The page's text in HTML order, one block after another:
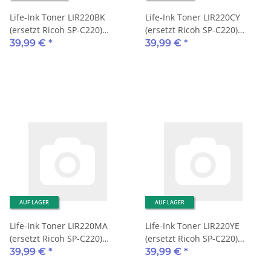
Life-Ink Toner LIR220BK
(ersetzt Ricoh SP-C220)
2.300 Seiten schwarz
39,99 € *
Life-Ink Toner LIR220CY
(ersetzt Ricoh SP-C220)
2.000 Seiten cyan
39,99 € *
AUF LAGER
Life-Ink Toner LIR220MA
(ersetzt Ricoh SP-C220)
2.000 Seiten magenta
39,99 € *
AUF LAGER
Life-Ink Toner LIR220YE
(ersetzt Ricoh SP-C220)
2.000 Seiten gelb
39,99 € *